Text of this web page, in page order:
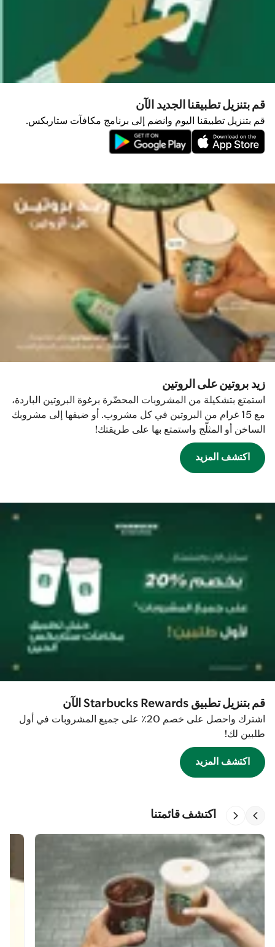
قم بتنزيل تطبيقنا الجديد الآن
قم بتنزيل تطبيقنا اليوم وانضم إلى برنامج مكافآت ستاربكس.
زيد بروتين على الروتين
استمتع بتشكيلة من المشروبات المحضّرة برغوة البروتين الباردة،
مع 15 غرام من البروتين في كل مشروب. أو ضيفها إلى مشروبك
الساخن أو المثلّج واستمتع بها على طريقتك!
اكتشف المزيد
قم بتنزيل تطبيق Starbucks Rewards الآن
اشترك واحصل على خصم 20٪ على جميع المشروبات في أول
طلبين لك!
اكتشف المزيد
اكتشف قائمتنا